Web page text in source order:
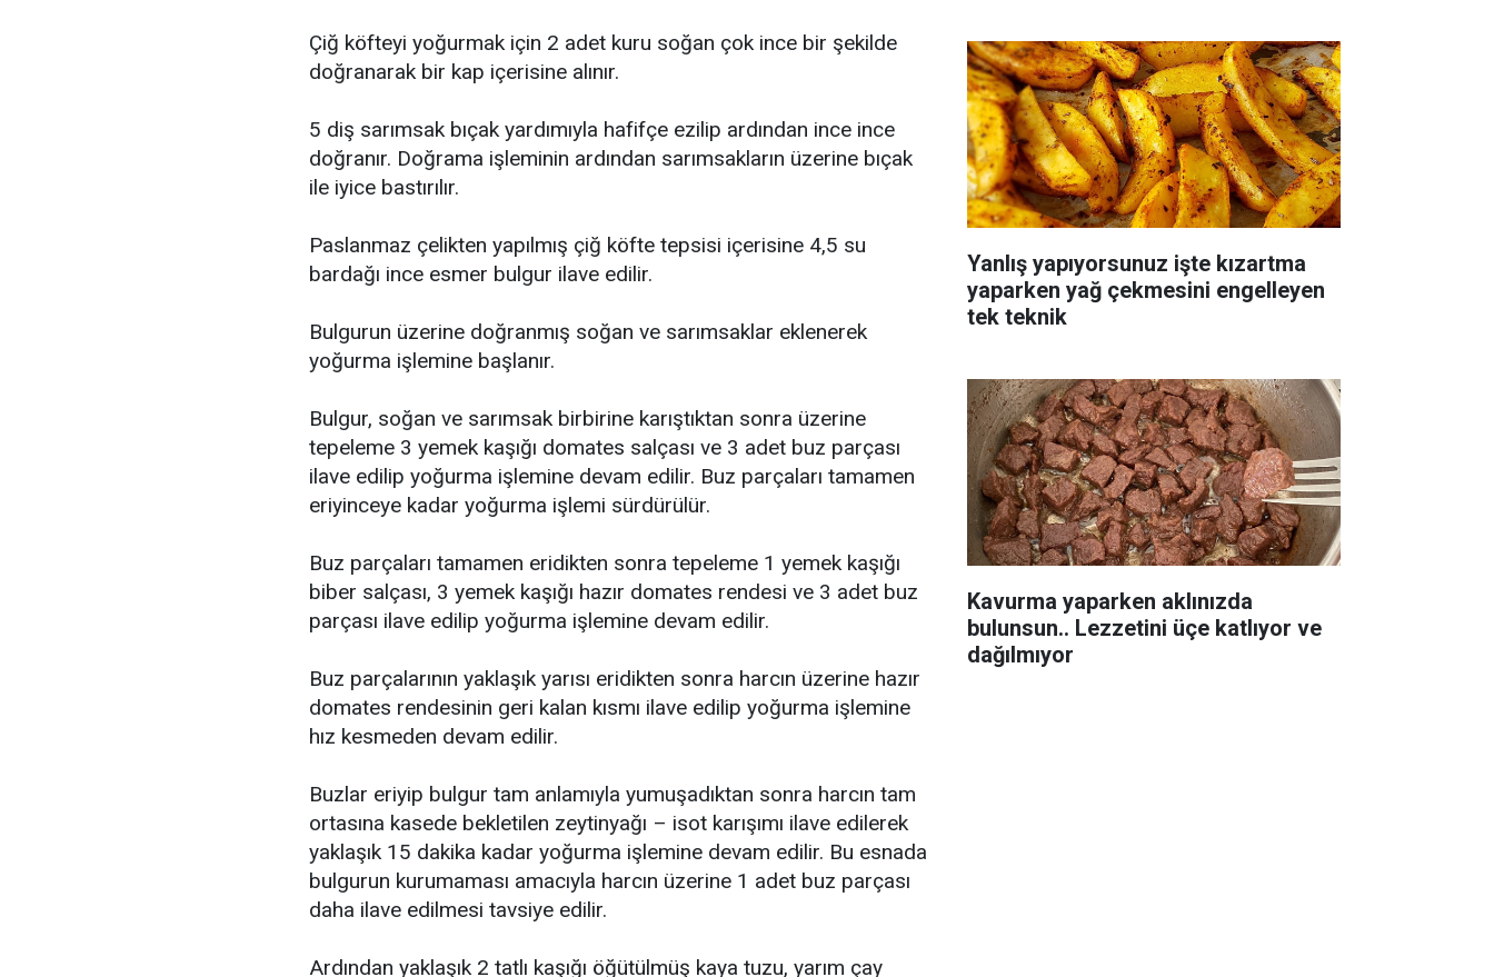
Çiğ köfteyi yoğurmak için 2 adet kuru soğan çok ince bir şekilde
doğranarak bir kap içerisine alınır.
5 diş sarımsak bıçak yardımıyla hafifçe ezilip ardından ince ince
doğranır. Doğrama işleminin ardından sarımsakların üzerine bıçak
ile iyice bastırılır.
Paslanmaz çelikten yapılmış çiğ köfte tepsisi içerisine 4,5 su
bardağı ince esmer bulgur ilave edilir.
Bulgurun üzerine doğranmış soğan ve sarımsaklar eklenerek
yoğurma işlemine başlanır.
Bulgur, soğan ve sarımsak birbirine karıştıktan sonra üzerine
tepeleme 3 yemek kaşığı domates salçası ve 3 adet buz parçası
ilave edilip yoğurma işlemine devam edilir. Buz parçaları tamamen
eriyinceye kadar yoğurma işlemi sürdürülür.
Buz parçaları tamamen eridikten sonra tepeleme 1 yemek kaşığı
biber salçası, 3 yemek kaşığı hazır domates rendesi ve 3 adet buz
parçası ilave edilip yoğurma işlemine devam edilir.
Buz parçalarının yaklaşık yarısı eridikten sonra harcın üzerine hazır
domates rendesinin geri kalan kısmı ilave edilip yoğurma işlemine
hız kesmeden devam edilir.
Buzlar eriyip bulgur tam anlamıyla yumuşadıktan sonra harcın tam
ortasına kasede bekletilen zeytinyağı – isot karışımı ilave edilerek
yaklaşık 15 dakika kadar yoğurma işlemine devam edilir. Bu esnada
bulgurun kurumaması amacıyla harcın üzerine 1 adet buz parçası
daha ilave edilmesi tavsiye edilir.
Ardından yaklaşık 2 tatlı kaşığı öğütülmüş kaya tuzu, yarım çay
Yanlış yapıyorsunuz işte kızartma
yaparken yağ çekmesini engelleyen
tek teknik
Kavurma yaparken aklınızda
bulunsun.. Lezzetini üçe katlıyor ve
dağılmıyor